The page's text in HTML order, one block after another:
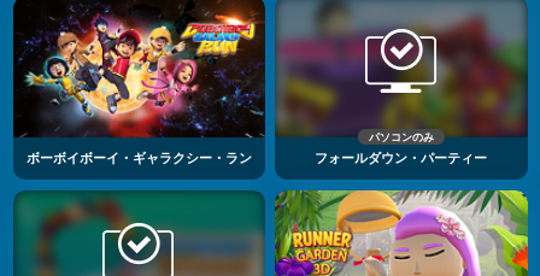
ボーボイボーイ・ギャラクシー・ラン
パソコンのみ
フォールダウン・パーティー